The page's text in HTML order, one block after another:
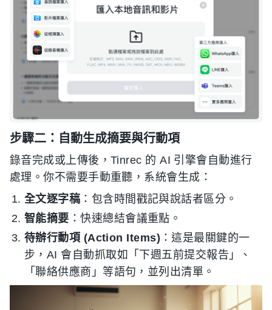
步驟二：自動生成摘要與行動項
錄音完成或上傳後，Tinrec 的 AI 引擎會自動進行
處理。你不需要手動重聽，系統會生成：
全文逐字稿 ：包含時間戳記與說話者區分。
智能摘要 ：快速總結會議重點。
待辦行動項 (Action Items) ：這是最關鍵的一
步，AI 會自動抓取如「下週五前提交報告」、
「聯絡供應商」等語句，並列出清單。